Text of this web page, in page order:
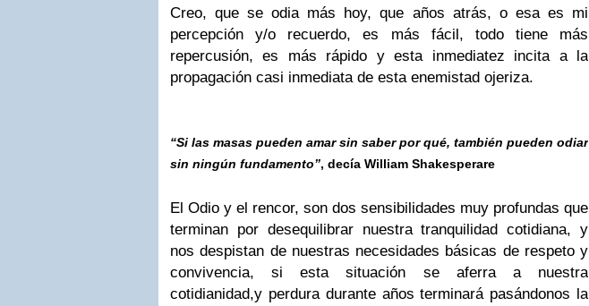
Creo, que se odia más hoy, que años atrás, o esa es mi
percepción y/o recuerdo, es más fácil, todo tiene más
repercusión, es más rápido y esta inmediatez incita a la
propagación casi inmediata de esta enemistad ojeriza.
“Si las masas pueden amar sin saber por qué, también pueden odiar
sin ningún fundamento”, decía William Shakesperare
El Odio y el rencor, son dos sensibilidades muy profundas que
terminan por desequilibrar nuestra tranquilidad cotidiana, y
nos despistan de nuestras necesidades básicas de respeto y
convivencia, si esta situación se aferra a nuestra
cotidianidad,y perdura durante años terminará pasándonos la